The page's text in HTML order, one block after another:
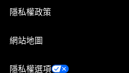
隱私權政策
網站地圖
隱私權選項